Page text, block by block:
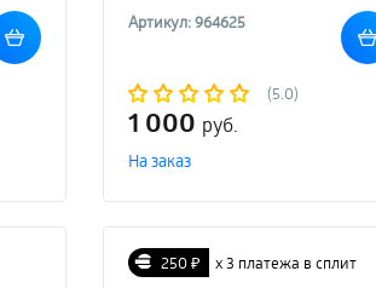
Артикул: 964625
(5.0)
1 000 руб.
На заказ
250 ₽ х 3 платежа в сплит